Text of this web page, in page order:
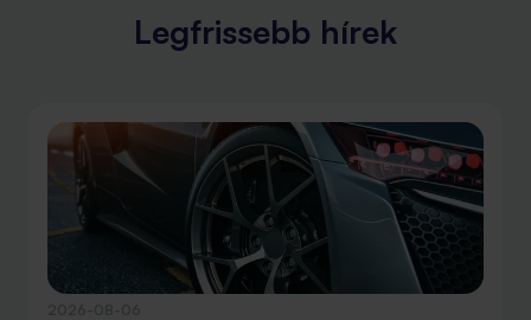
Legfrissebb hírek